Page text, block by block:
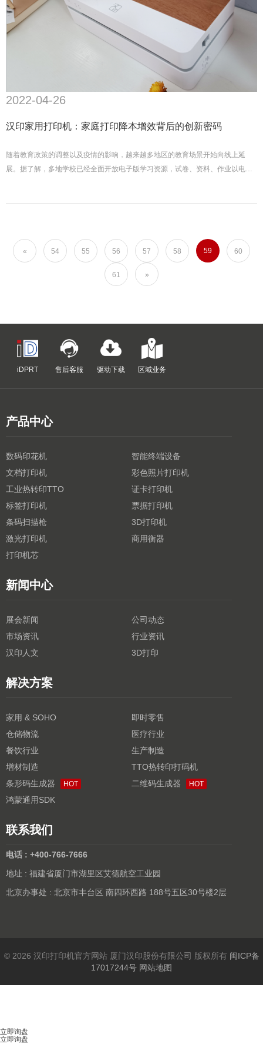
2022-04-26
汉印家用打印机：家庭打印降本增效背后的创新密码
随着教育政策的调整以及疫情的影响，越来越多地区的教育场景开始向线上延
展。据了解，多地学校已经全面开放电子版学习资源，试卷、资料、作业以电子
« 54 55 56 57 58 59 60
61 »
iDPRT 售后客服 驱动下载 区域业务
产品中心
数码印花机
智能终端设备
文档打印机
彩色照片打印机
工业热转印TTO
证卡打印机
标签打印机
票据打印机
条码扫描枪
3D打印机
激光打印机
商用衡器
打印机芯
新闻中心
展会新闻
公司动态
市场资讯
行业资讯
汉印人文
3D打印
解决方案
家用 & SOHO
即时零售
仓储物流
医疗行业
餐饮行业
生产制造
增材制造
TTO热转印打码机
条形码生成器
HOT 二维码生成器 HOT
鸿蒙通用SDK
联系我们
电话 : +400-766-7666
地址 : 福建省厦门市湖里区艾德航空工业园
北京办事处 : 北京市丰台区 南四环西路 188号五区30号楼2层
© 2026 汉印打印机官方网站 厦门汉印股份有限公司 版权所有 闽ICP备
17017244号 网站地图
立即询盘
立即询盘